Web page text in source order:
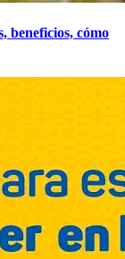
beneficios, cómo